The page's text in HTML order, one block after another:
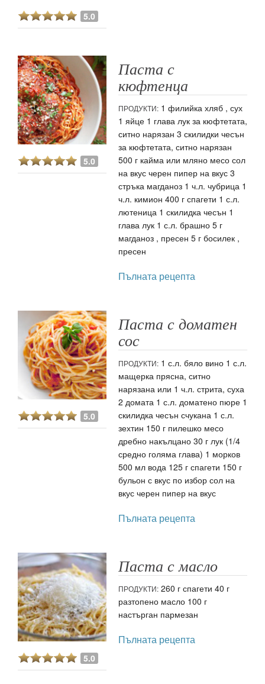
5.0
5.0
Паста с
кюфтенца
ПРОДУКТИ: 1 филийка хляб , сух
1 яйце 1 глава лук за кюфтетата,
ситно нарязан 3 скилидки чесън
за кюфтетата, ситно нарязан
500 г кайма или мляно месо сол
на вкус черен пипер на вкус 3
стръка магданоз 1 ч.л. чубрица 1
ч.л. кимион 400 г спагети 1 с.л.
лютеница 1 скилидка чесън 1
глава лук 1 с.л. брашно 5 г
магданоз , пресен 5 г босилек ,
пресен
Пълната рецепта
5.0
Паста с доматен
сос
ПРОДУКТИ: 1 с.л. бяло вино 1 с.л.
мащерка прясна, ситно
нарязана или 1 ч.л. стрита, суха
2 домата 1 с.л. доматено пюре 1
скилидка чесън счукана 1 с.л.
зехтин 150 г пилешко месо
дребно накълцано 30 г лук (1/4
средно голяма глава) 1 морков
500 мл вода 125 г спагети 150 г
бульон с вкус по избор сол на
вкус черен пипер на вкус
Пълната рецепта
5.0
Паста с масло
ПРОДУКТИ: 260 г спагети 40 г
разтопено масло 100 г
настърган пармезан
Пълната рецепта